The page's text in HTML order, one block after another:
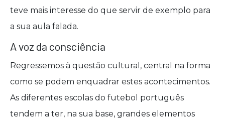
teve mais interesse do que servir de exemplo para
a sua aula falada.
A voz da consciência
Regressemos à questão cultural, central na forma
como se podem enquadrar estes acontecimentos.
As diferentes escolas do futebol português
tendem a ter, na sua base, grandes elementos